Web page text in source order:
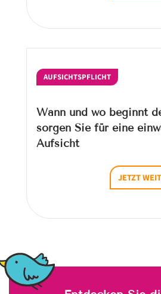
AUFSICHTSPFLICHT
Wann und wo beginnt
sorgen Sie für eine
Aufsicht
JETZT